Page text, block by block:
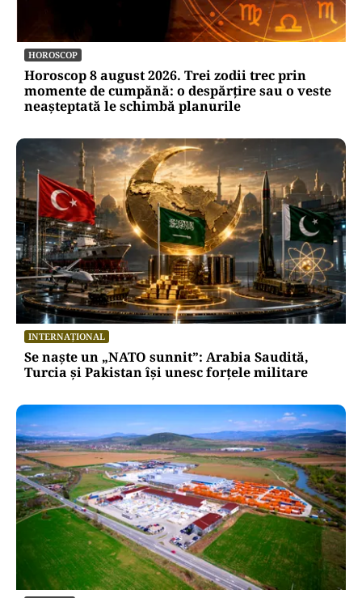
HOROSCOP
Horoscop 8 august 2026. Trei zodii trec prin
momente de cumpănă: o despărțire sau o veste
neașteptată le schimbă planurile
INTERNAȚIONAL
Se naște un „NATO sunnit”: Arabia Saudită,
Turcia și Pakistan își unesc forțele militare